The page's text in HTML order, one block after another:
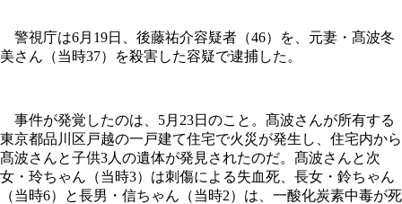
警視庁は6月19日、後藤祐介容疑者（46）を、元妻・髙波冬
美さん（当時37）を殺害した容疑で逮捕した。
事件が発覚したのは、5月23日のこと。髙波さんが所有する
東京都品川区戸越の一戸建て住宅で火災が発生し、住宅内から
髙波さんと子供3人の遺体が発見されたのだ。髙波さんと次
女・玲ちゃん（当時3）は刺傷による失血死、長女・鈴ちゃん
（当時6）と長男・信ちゃん（当時2）は、一酸化炭素中毒が死